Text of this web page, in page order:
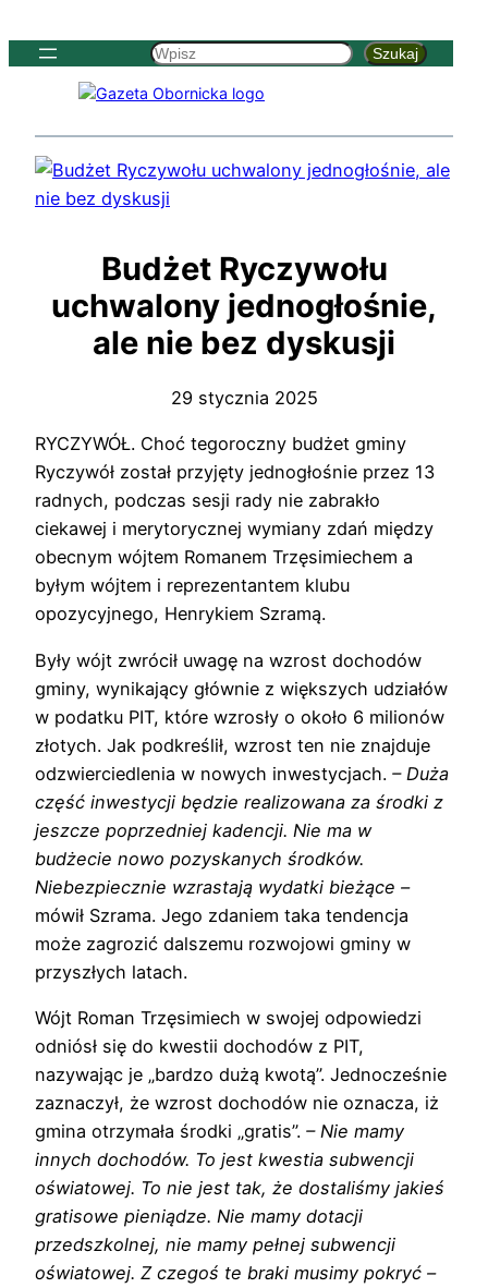
Szukaj
Szukaj
Budżet Ryczywołu
uchwalony jednogłośnie,
ale nie bez dyskusji
29 stycznia 2025
RYCZYWÓŁ. Choć tegoroczny budżet gminy
Ryczywół został przyjęty jednogłośnie przez 13
radnych, podczas sesji rady nie zabrakło
ciekawej i merytorycznej wymiany zdań między
obecnym wójtem Romanem Trzęsimiechem a
byłym wójtem i reprezentantem klubu
opozycyjnego, Henrykiem Szramą.
Były wójt zwrócił uwagę na wzrost dochodów
gminy, wynikający głównie z większych udziałów
w podatku PIT, które wzrosły o około 6 milionów
złotych. Jak podkreślił, wzrost ten nie znajduje
odzwierciedlenia w nowych inwestycjach. – Duża
część inwestycji będzie realizowana za środki z
jeszcze poprzedniej kadencji. Nie ma w
budżecie nowo pozyskanych środków.
Niebezpiecznie wzrastają wydatki bieżące –
mówił Szrama. Jego zdaniem taka tendencja
może zagrozić dalszemu rozwojowi gminy w
przyszłych latach.
Wójt Roman Trzęsimiech w swojej odpowiedzi
odniósł się do kwestii dochodów z PIT,
nazywając je „bardzo dużą kwotą”. Jednocześnie
zaznaczył, że wzrost dochodów nie oznacza, iż
gmina otrzymała środki „gratis”. – Nie mamy
innych dochodów. To jest kwestia subwencji
oświatowej. To nie jest tak, że dostaliśmy jakieś
gratisowe pieniądze. Nie mamy dotacji
przedszkolnej, nie mamy pełnej subwencji
oświatowej. Z czegoś te braki musimy pokryć –